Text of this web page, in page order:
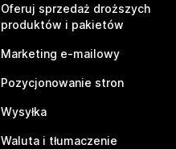
Oferuj sprzedaż droższych
produktów i pakietów
Marketing e-mailowy
Pozycjonowanie stron
Wysyłka
Waluta i tłumaczenie